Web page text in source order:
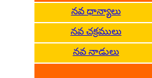
నవ ధాన్యాలు
నవ చక్రములు
నవ నాడులు